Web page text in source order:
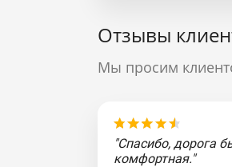
Отзывы
Мы просим
"Спасибо, дорога
комфортная."